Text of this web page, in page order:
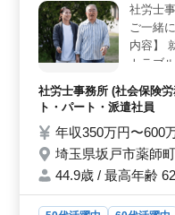
し、安定感のある職場
内容＞ 社会保険労務
金の活用、各種手続き
業務を担当します。経
ご一緒
内容】
トラブ
代の方
い！ 皆
社労士事務所 (社会保険
ト・パート・派遣社員
年収350万円〜600
埼玉県坂戸市薬師
44.9歳 / 最高年齢